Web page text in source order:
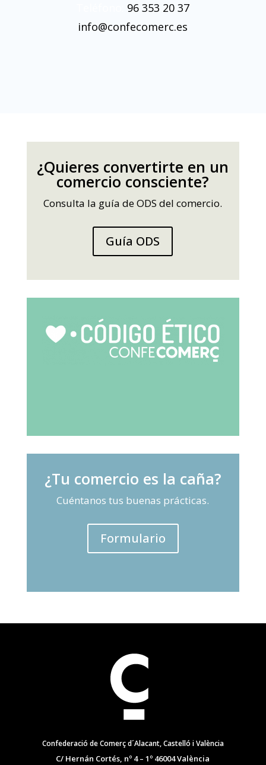
96 353 20 37
info@confecomerc.es
¿Quieres convertirte en un
comercio consciente?
Consulta la guía de ODS del comercio.
Guía ODS
¿Tu comercio es la caña?
Cuéntanos tus buenas prácticas.
Formulario
Confederació de Comerç d´Alacant, Castelló i València
C/ Hernán Cortés, nº 4 – 1º 46004 València